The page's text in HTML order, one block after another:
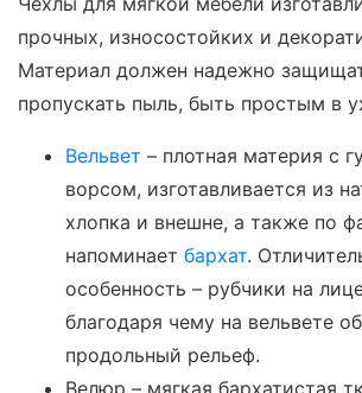
прочных, износостойких и
Материал должен надежно
пропускать пыль, быть простым в
Вельвет – плотная материя с
ворсом, изготавливается из
хлопка и внешне, а также по
напоминает бархат.
особенность – рубчики на
благодаря чему на вельвете
продольный рельеф.